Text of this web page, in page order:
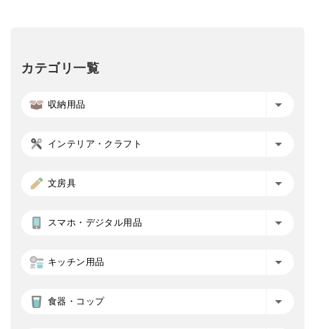
カテゴリ一覧
収納用品
インテリア・クラフト
文房具
スマホ・デジタル用品
キッチン用品
食器・コップ